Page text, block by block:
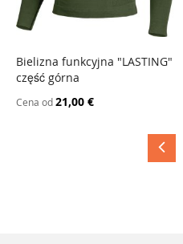
Bielizna funkcyjna "LASTING"
część górna
Cena od21,00 €